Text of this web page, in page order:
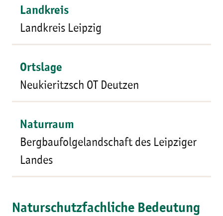
Landkreis
Landkreis Leipzig
Ortslage
Neukieritzsch OT Deutzen
Naturraum
Bergbaufolgelandschaft des Leipziger
Landes
Naturschutzfachliche Bedeutung